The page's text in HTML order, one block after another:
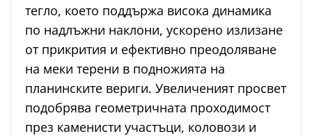
тегло, което поддържа висока динамика
по надлъжни наклони, ускорено излизане
от прикрития и ефективно преодоляване
на меки терени в подножията на
планинските вериги. Увеличеният просвет
подобрява геометричната проходимост
през каменисти участъци, коловози и